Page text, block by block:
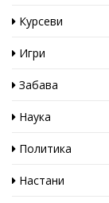
Курсеви
Игри
Забава
Наука
Политика
Настани